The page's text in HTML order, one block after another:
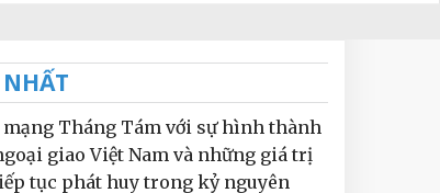
mạng Tháng Tám với sự hình thành
giao Việt Nam và những giá trị
tục phát huy trong kỷ nguyên